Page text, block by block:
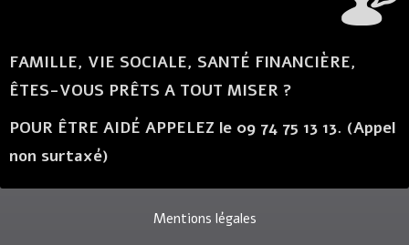
FAMILLE, VIE SOCIALE, SANTÉ FINANCIÈRE,
ÊTES-VOUS PRÊTS A TOUT MISER ?
POUR ÊTRE AIDÉ APPELEZ le 09 74 75 13 13. (Appel
non surtaxé)
Mentions légales